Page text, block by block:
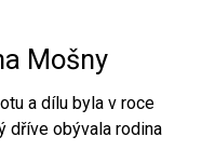
Mošny
a dílu byla v roce
dříve obývala rodina